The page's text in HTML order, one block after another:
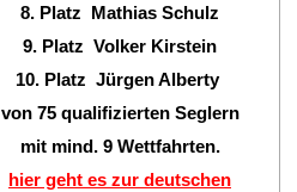
8. Platz Mathias Schulz
9. Platz Volker Kirstein
10. Platz Jürgen Alberty
von 75 qualifizierten Seglern
mit mind. 9 Wettfahrten.
hier geht es zur deutschen